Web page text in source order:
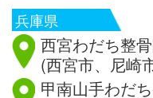
兵庫県
西宮わだち整
(西宮市、尼崎
甲南山手わだ